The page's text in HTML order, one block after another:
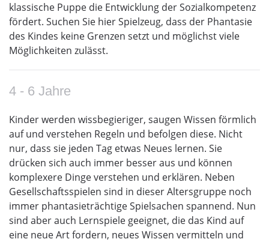
klassische Puppe die Entwicklung der Sozialkompetenz
fördert. Suchen Sie hier Spielzeug, dass der Phantasie
des Kindes keine Grenzen setzt und möglichst viele
Möglichkeiten zulässt.
4 - 6 Jahre
Kinder werden wissbegieriger, saugen Wissen förmlich
auf und verstehen Regeln und befolgen diese. Nicht
nur, dass sie jeden Tag etwas Neues lernen. Sie
drücken sich auch immer besser aus und können
komplexere Dinge verstehen und erklären. Neben
Gesellschaftsspielen sind in dieser Altersgruppe noch
immer phantasieträchtige Spielsachen spannend. Nun
sind aber auch Lernspiele geeignet, die das Kind auf
eine neue Art fordern, neues Wissen vermitteln und